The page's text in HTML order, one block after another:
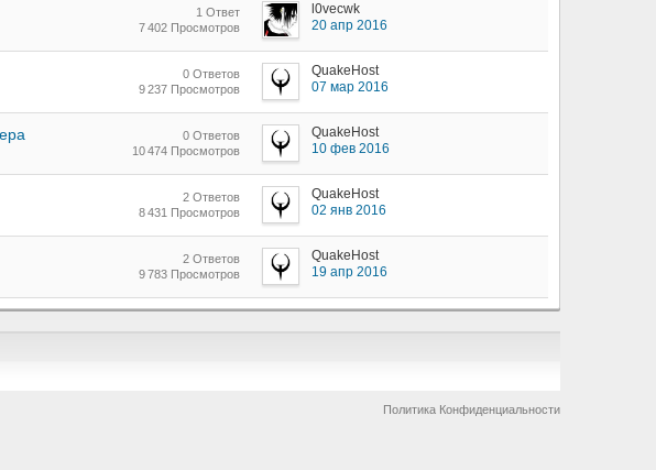
1 Ответ
7 402 Просмотров
l0vecwk
20 апр 2016
0 Ответов
9 237 Просмотров
QuakeHost
07 мар 2016
0 Ответов
10 474 Просмотров
QuakeHost
10 фев 2016
2 Ответов
8 431 Просмотров
QuakeHost
02 янв 2016
2 Ответов
9 783 Просмотров
QuakeHost
19 апр 2016
Политика Конфиденциальности